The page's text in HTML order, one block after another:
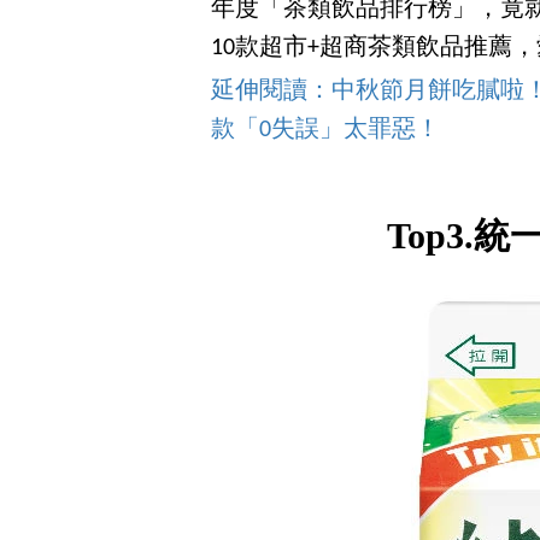
年度「茶類飲品排行榜」，竟
10款超市+超商茶類飲品推薦
延伸閱讀：中秋節月餅吃膩啦
款「0失誤」太罪惡！
Top3.統